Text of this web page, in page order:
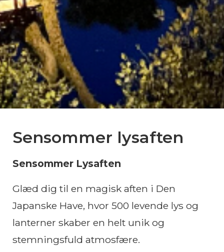
Sensommer lysaften
Sensommer Lysaften
Glæd dig til en magisk aften i Den
Japanske Have, hvor 500 levende lys og
lanterner skaber en helt unik og
stemningsfuld atmosfære.